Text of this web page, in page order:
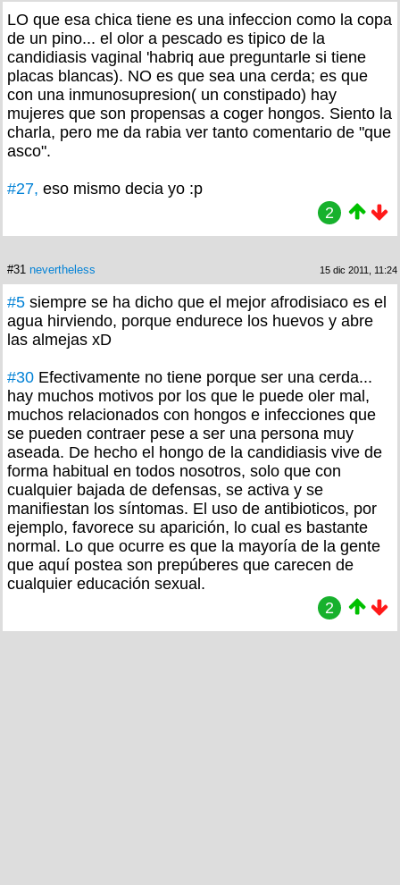
LO que esa chica tiene es una infeccion como la copa
de un pino... el olor a pescado es tipico de la
candidiasis vaginal 'habriq aue preguntarle si tiene
placas blancas). NO es que sea una cerda; es que
con una inmunosupresion( un constipado) hay
mujeres que son propensas a coger hongos. Siento la
charla, pero me da rabia ver tanto comentario de "que
asco".
#27, eso mismo decia yo :p
2
#31 nevertheless 15 dic 2011, 11:24
#5 siempre se ha dicho que el mejor afrodisiaco es el
agua hirviendo, porque endurece los huevos y abre
las almejas xD
#30 Efectivamente no tiene porque ser una cerda...
hay muchos motivos por los que le puede oler mal,
muchos relacionados con hongos e infecciones que
se pueden contraer pese a ser una persona muy
aseada. De hecho el hongo de la candidiasis vive de
forma habitual en todos nosotros, solo que con
cualquier bajada de defensas, se activa y se
manifiestan los síntomas. El uso de antibioticos, por
ejemplo, favorece su aparición, lo cual es bastante
normal. Lo que ocurre es que la mayoría de la gente
que aquí postea son prepúberes que carecen de
cualquier educación sexual.
2